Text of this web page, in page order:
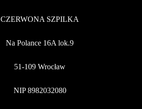
CZERWONA SZPILKA
Na Polance 16A lok.9
51-109 Wrocław
NIP 8982032080